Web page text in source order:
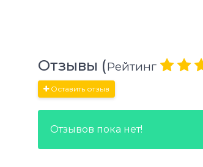
Отзывы (Рейтинг
Оставить отзыв
Отзывов пока нет!